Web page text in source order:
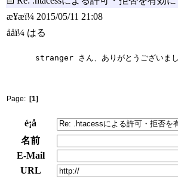
æ¥æï¼ 2015/05/11 21:08
ååï¼ はる
stranger さん、ありがとうございまし
Page: [1]
é¡å
名前
E-Mail
URL